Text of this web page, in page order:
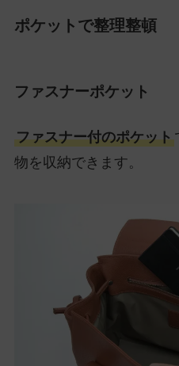
ポケットで整理整頓
ファスナーポケット
ファスナー付のポケット
物を収納できます。